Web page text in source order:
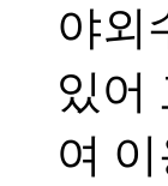
야외
있어
여